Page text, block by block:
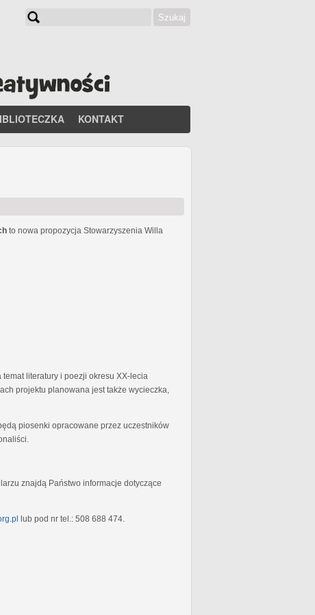
Szukaj
KONTAKT
to nowa propozycja Stowarzyszenia Willa
literatury i poezji okresu XX-lecia
projektu planowana jest także wycieczka,
piosenki opracowane przez uczestników
znajdą Państwo informacje dotyczące
lub pod nr tel.: 508 688 474.